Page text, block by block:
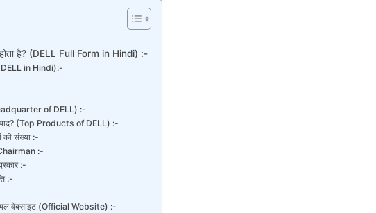
है? (DELL Full Form in Hindi) :-
DELL in Hindi):-
of DELL) :-
(Top Products of DELL) :-
की संख्या :-
:-
:-
:-
वेबसाइट (Official Website) :-